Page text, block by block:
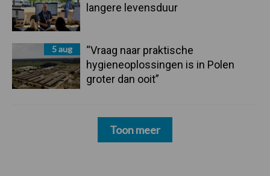
langere levensduur
5 aug
“Vraag naar praktische
hygieneoplossingen is in Polen
groter dan ooit”
Toon meer